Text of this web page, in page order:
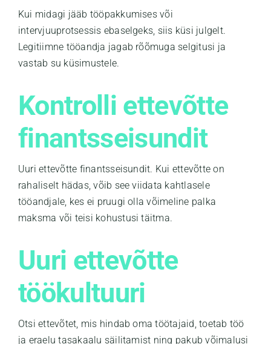
Kui midagi jääb tööpakkumises või
intervjuuprotsessis ebaselgeks, siis küsi julgelt.
Legitiimne tööandja jagab rõõmuga selgitusi ja
vastab su küsimustele.
Kontrolli ettevõtte
finantsseisundit
Uuri ettevõtte finantsseisundit. Kui ettevõtte on
rahaliselt hädas, võib see viidata kahtlasele
tööandjale, kes ei pruugi olla võimeline palka
maksma või teisi kohustusi täitma.
Uuri ettevõtte
töökultuuri
Otsi ettevõtet, mis hindab oma töötajaid, toetab töö
ja eraelu tasakaalu säilitamist ning pakub võimalusi